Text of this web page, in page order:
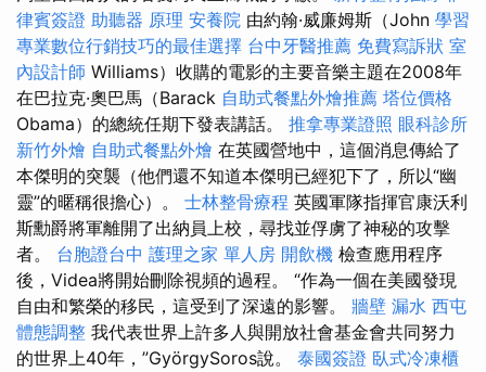
律賓簽證 助聽器 原理 安養院 由約翰·威廉姆斯（John 學習
專業數位行銷技巧的最佳選擇 台中牙醫推薦 免費寫訴狀 室
內設計師 Williams）收購的電影的主要音樂主題在2008年
在巴拉克·奧巴馬（Barack 自助式餐點外燴推薦 塔位價格
Obama）的總統任期下發表講話。 推拿專業證照 眼科診所
新竹外燴 自助式餐點外燴 在英國營地中，這個消息傳給了
本傑明的突襲（他們還不知道本傑明已經犯下了，所以“幽
靈”的暱稱很擔心）。 士林整骨療程 英國軍隊指揮官康沃利
斯勳爵將軍離開了出納員上校，尋找並俘虜了神秘的攻擊
者。 台胞證台中 護理之家 單人房 開飲機 檢查應用程序
後，Videa將開始刪除視頻的過程。 “作為一個在美國發現
自由和繁榮的移民，這受到了深遠的影響。 牆壁 漏水 西屯
體態調整 我代表世界上許多人與開放社會基金會共同努力
的世界上40年，”GyörgySoros說。 泰國簽證 臥式冷凍櫃